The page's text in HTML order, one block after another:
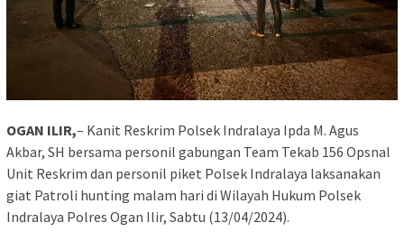
OGAN ILIR,– Kanit Reskrim Polsek Indralaya Ipda M. Agus
Akbar, SH bersama personil gabungan Team Tekab 156 Opsnal
Unit Reskrim dan personil piket Polsek Indralaya laksanakan
giat Patroli hunting malam hari di Wilayah Hukum Polsek
Indralaya Polres Ogan Ilir, Sabtu (13/04/2024).